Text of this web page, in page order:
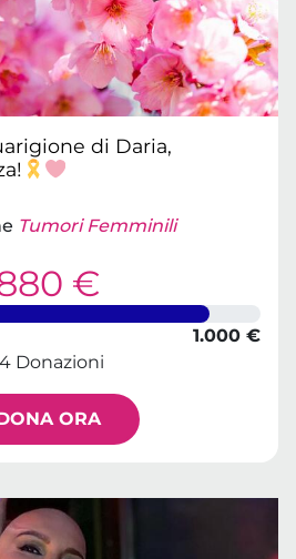
di Daria,
Tumori Femminili
€
1.000 €
Donazioni
ORA